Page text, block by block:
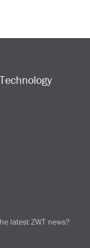
latest ZWT news?